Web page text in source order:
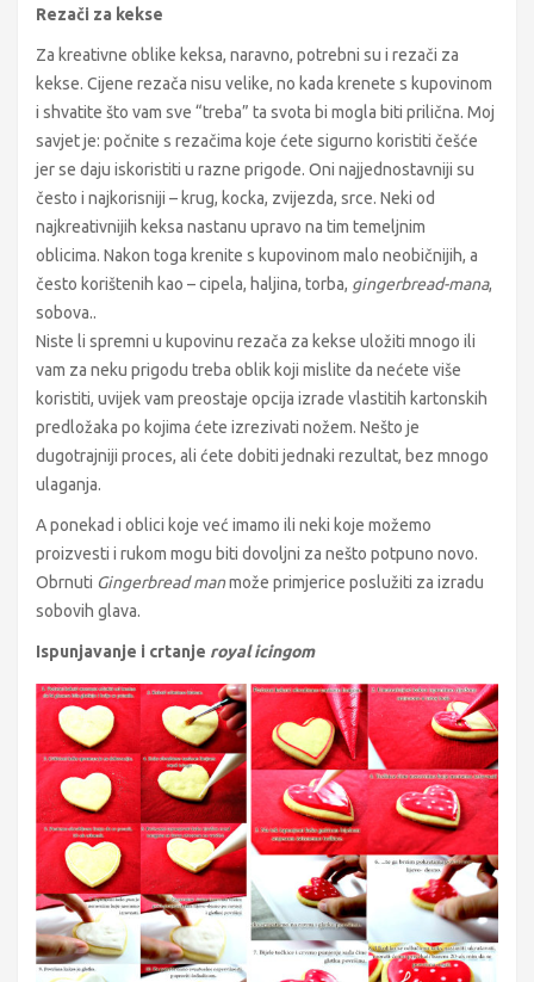
Rezači za kekse
Za kreativne oblike keksa, naravno, potrebni su i rezači za
kekse. Cijene rezača nisu velike, no kada krenete s kupovinom
i shvatite što vam sve “treba” ta svota bi mogla biti prilična. Moj
savjet je: počnite s rezačima koje ćete sigurno koristiti češće
jer se daju iskoristiti u razne prigode. Oni najjednostavniji su
često i najkorisniji – krug, kocka, zvijezda, srce. Neki od
najkreativnijih keksa nastanu upravo na tim temeljnim
oblicima. Nakon toga krenite s kupovinom malo neobičnijih, a
često korištenih kao – cipela, haljina, torba, gingerbread-mana,
sobova..
Niste li spremni u kupovinu rezača za kekse uložiti mnogo ili
vam za neku prigodu treba oblik koji mislite da nećete više
koristiti, uvijek vam preostaje opcija izrade vlastitih kartonskih
predložaka po kojima ćete izrezivati nožem. Nešto je
dugotrajniji proces, ali ćete dobiti jednaki rezultat, bez mnogo
ulaganja.
A ponekad i oblici koje već imamo ili neki koje možemo
proizvesti i rukom mogu biti dovoljni za nešto potpuno novo.
Obrnuti Gingerbread manmože primjerice poslužiti za izradu
sobovih glava.
Ispunjavanje i crtanje royal icingom